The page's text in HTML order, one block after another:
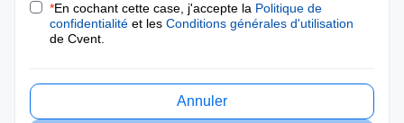
*En cochant cette case, j'accepte la Politique de
confidentialité et les Conditions générales d'utilisation
de Cvent.
Annuler